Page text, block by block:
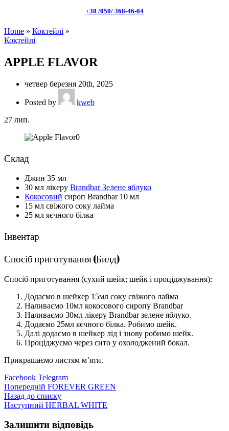
+38 /050/ 368-46-04
Home » Коктейлі »
Коктейлі
APPLE FLAVOR
четвер березня 20th, 2025
Posted by
kweb
27 лип.
Склад
Джин 35 мл
30 мл лікеру Brandbar Зелене яблуко
Кокосовий сироп Brandbar 10 мл
15 мл свіжого соку лайма
25 мл яєчного білка
Інвентар
Спосіб приготування (Билд)
Спосіб приготування (сухий шейк; шейк і проціджування):
Додаємо в шейкер 15мл соку свіжого лайма
Наливаємо 10мл кокосового сиропу Brandbar
Наливаємо 30мл лікеру Brandbar зелене яблуко.
Додаємо 25мл яєчного білка. Робимо шейк.
Далі додаємо в шейкер лід і знову робимо шейк.
Проціджуємо через сито у охолоджений бокал.
Прикрашаємо листям м’яти.
Facebook Telegram
Попередній FOREVER GREEN
Назад до списку
Наступний HERBAL WHITE
Залишити відповідь